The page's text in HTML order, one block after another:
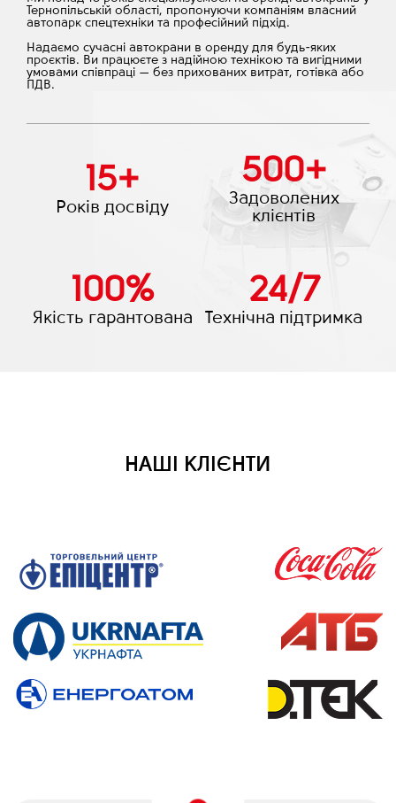
Тернопільській області, пропонуючи компаніям власний
автопарк спецтехніки та професійний підхід.
Надаємо сучасні автокрани в оренду для будь-яких
проєктів. Ви працюєте з надійною технікою та вигідними
умовами співпраці — без прихованих витрат, готівка або
ПДВ.
15+
Років досвіду
500+
Задоволених
клієнтів
100%
Якість гарантована
24/7
Технічна підтримка
НАШІ КЛІЄНТИ